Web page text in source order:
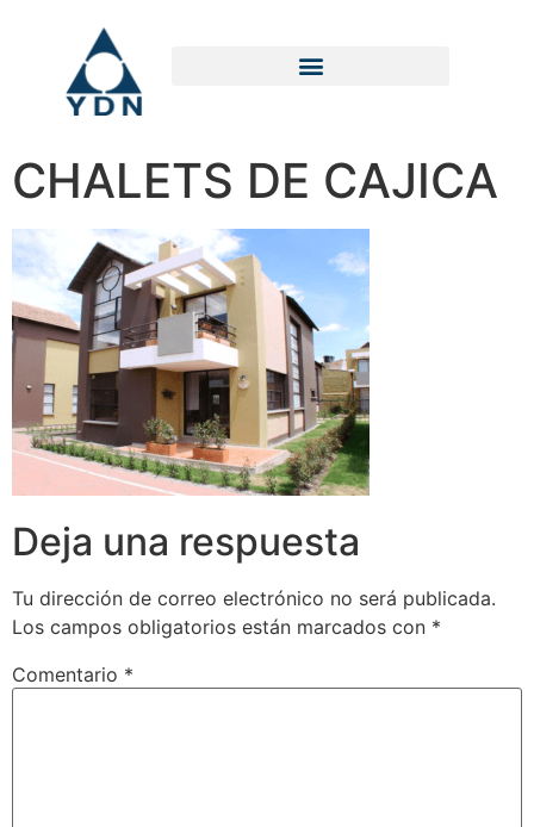
CHALETS DE CAJICA
Deja una respuesta
Tu dirección de correo electrónico no será publicada.
Los campos obligatorios están marcados con *
Comentario *